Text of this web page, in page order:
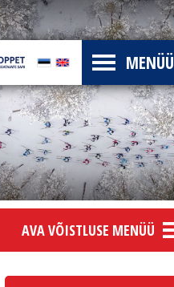
MENÜÜ
AVA VÕISTLUSE MENÜÜ